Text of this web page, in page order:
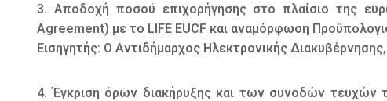
3. Αποδοχή ποσού επιχορήγησης στο πλαίσιο της
Agreement) με το LIFE EUCF και αναμόρφωση
Εισηγητής: Ο Αντιδήμαρχος Ηλεκτρονικής
4. Έγκριση όρων διακήρυξης και των συνοδών τευχών